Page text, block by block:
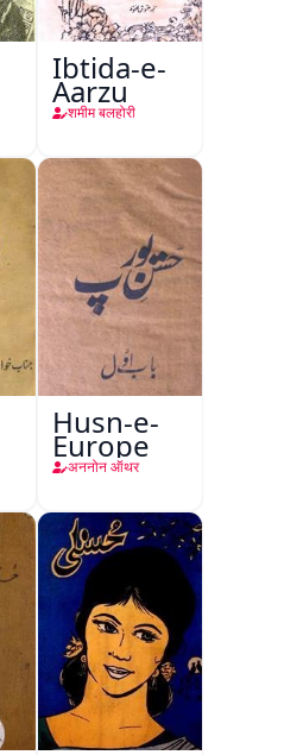
Ibtida-e-
Aarzu
शमीम बलहोरी
Husn-e-
Europe
अननोन ऑथर